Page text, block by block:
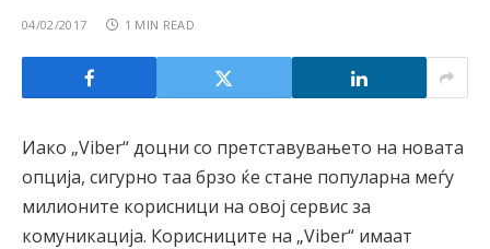
04/02/2017 1 MIN READ
Иако „Viber“ доцни со претставувањето на новата
опција, сигурно таа брзо ќе стане популарна меѓу
милионите корисници на овој сервис за
комуникација. Корисниците на „Viber“ имаат